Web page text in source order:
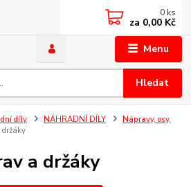
Menu
Hledat
0 ks
za 0,00 Kč
díly NÁHRADNÍ DÍLY
Nápravy, osy,
a držáky